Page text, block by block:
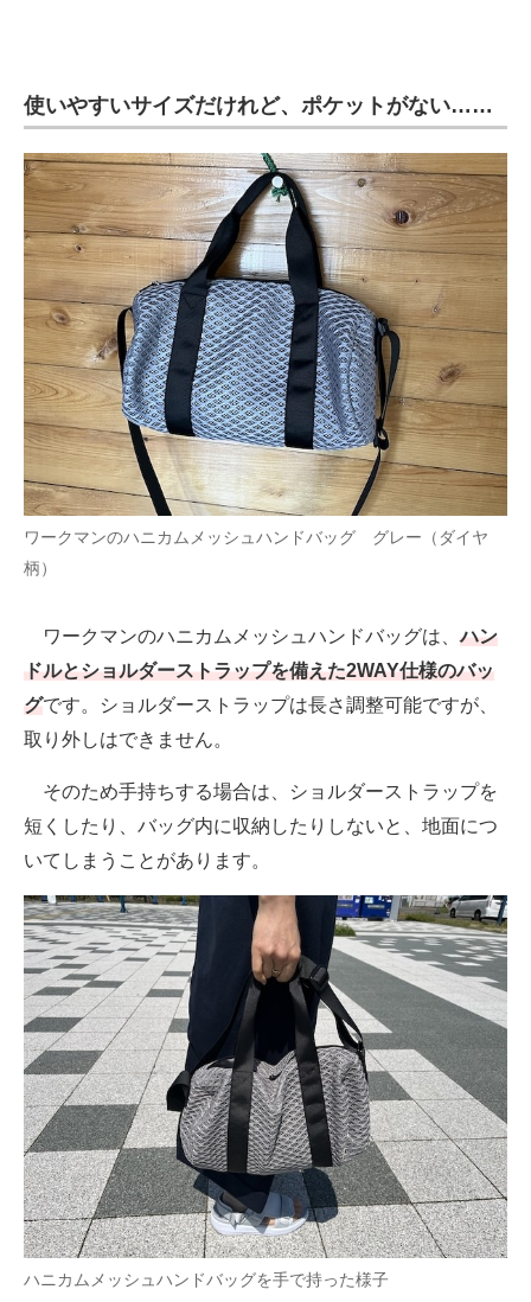
使いやすいサイズだけれど、ポケットがない……
ワークマンのハニカムメッシュハンドバッグ グレー（ダイヤ
柄）
ワークマンのハニカムメッシュハンドバッグは、ハン
ドルとショルダーストラップを備えた2WAY仕様のバッ
グです。ショルダーストラップは長さ調整可能ですが、
取り外しはできません。
そのため手持ちする場合は、ショルダーストラップを
短くしたり、バッグ内に収納したりしないと、地面につ
いてしまうことがあります。
ハニカムメッシュハンドバッグを手で持った様子